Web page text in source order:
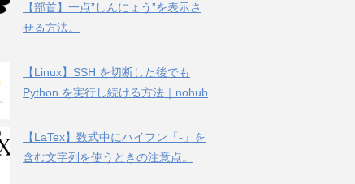
【部首】一点”しんにょう”を表示さ
せる方法。
【Linux】SSH を切断した後でも
Python を実行し続ける方法｜nohub
【LaTex】数式中にハイフン「-」を
含む文字列を使うときの注意点。